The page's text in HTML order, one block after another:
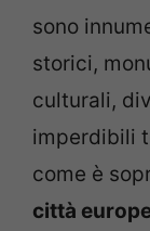
sono
storici,
culturali,
imperdibili
come è
città